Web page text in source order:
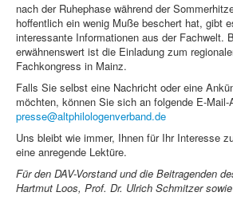
nach der Ruhephase während der
hoffentlich ein wenig Muße beschert hat, gibt
interessante Informationen aus der Fachwelt.
erwähnenswert ist die Einladung zum
Fachkongress in Mainz.
Falls Sie selbst eine Nachricht oder eine
möchten, können Sie sich an folgende E-Mail-
presse@altphilologenverband.de
Uns bleibt wie immer, Ihnen für Ihr Interesse
eine anregende Lektüre.
Für den DAV-Vorstand und die Beitragenden
Hartmut Loos, Prof. Dr. Ulrich Schmitzer